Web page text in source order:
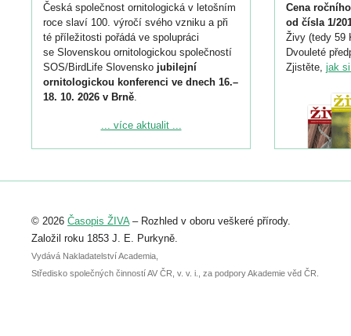
Česká společnost ornitologická v letošním
roce slaví 100. výročí svého vzniku a při
té příležitosti pořádá ve spolupráci
se Slovenskou ornitologickou společností
SOS/BirdLife Slovensko jubilejní
ornitologickou konferenci ve dnech 16.–
18. 10. 2026 v Brně.
Podrobnější informace ke konferenci
Registrovat se můžete do 6. září.
abstraktu přihlášené přednášky nebo
posteru je už 30. června.
... více aktualit ...
Cena
od čísla 1/
Živy (tedy 59
Dvouleté
Zjistěte, jak
© 2026 Časopis ŽIVA– Rozhled v oboru veškeré přírody.
Založil roku 1853 J. E. Purkyně.
Vydává Nakladatelství Academia,
Středisko společných činností AV ČR, v. v. i., za podpory Akademie věd ČR.